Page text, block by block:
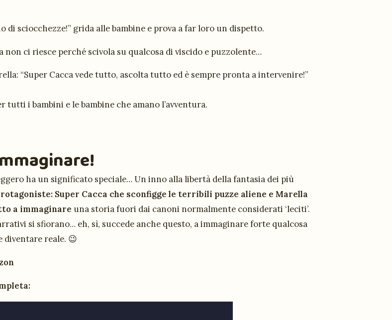
di sciocchezze!” grida alle bambine e prova a far loro un dispetto.
non ci riesce perché scivola su qualcosa di viscido e puzzolente…
“Super Cacca vede tutto, ascolta tutto ed è sempre pronta a intervenire!”
tutti i bambini e le bambine che amano l’avventura.
ha un significato speciale… Un inno alla libertà della fantasia dei più
Super Cacca che sconfigge le terribili puzze aliene e Marella
a immaginare una storia fuori dai canoni normalmente considerati ‘leciti’.
si sfiorano… eh, sì, succede anche questo, a immaginare forte qualcosa
diventare reale. 😉